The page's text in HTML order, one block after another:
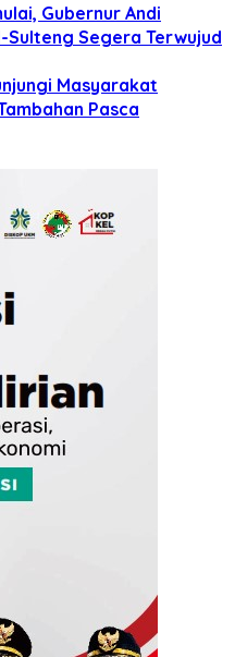
Gubernur Andi
Sulteng Segera Terwujud
Masyarakat
Pasca